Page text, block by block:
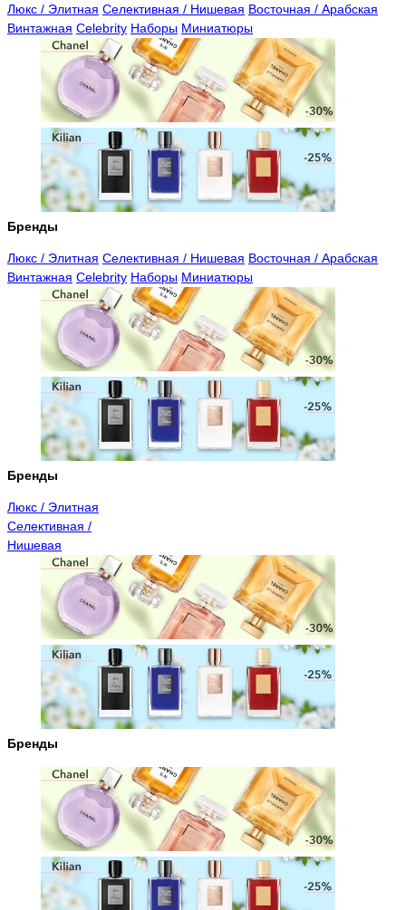
Люкс / Элитная Селективная / Нишевая Восточная / Арабская
Винтажная Celebrity Наборы Миниатюры
Бренды
Люкс / Элитная Селективная / Нишевая Восточная / Арабская
Винтажная Celebrity Наборы Миниатюры
Бренды
Люкс / Элитная
Селективная /
Нишевая
Бренды